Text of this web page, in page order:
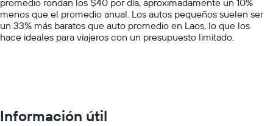
Y
axis
displaying
values.
menos que el promedio anual. Los autos pequeños suelen ser
un 33% más baratos que auto promedio en Laos, lo que los
hace ideales para viajeros con un presupuesto limitado.
Información útil